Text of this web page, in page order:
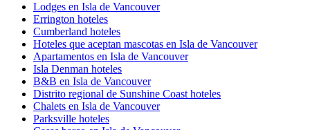
Lodges en Isla de Vancouver
Errington hoteles
Cumberland hoteles
Hoteles que aceptan mascotas en Isla de Vancouver
Apartamentos en Isla de Vancouver
Isla Denman hoteles
B&B en Isla de Vancouver
Distrito regional de Sunshine Coast hoteles
Chalets en Isla de Vancouver
Parksville hoteles